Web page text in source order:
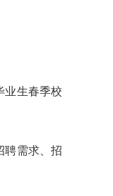
业生春季校
聘需求、招